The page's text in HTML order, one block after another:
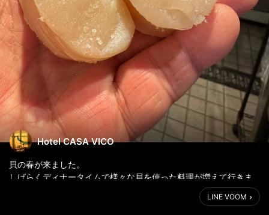
Hotel CASA VICO
貝の春が来ました。
しばらくディナータイムで様々な貝を使った料理が増えて行きま
4月頃までは、しばらく坂越の牡蠣と季節の貝類のどちらも食べて
LINE VOOM